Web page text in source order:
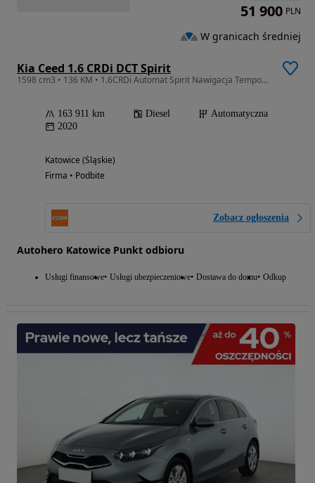
Kia Ceed 1.6 CRDi DCT Spirit
1598 cm3 • 136 KM • 1.6CRDi Automat Spirit Nawigacja Tempomat Grzane Fotele ParkAssist JBL
163 911 km Diesel
Automatyczna
2020
Katowice (Śląskie)
Firma • Podbite
Zobacz ogłoszenia
Autohero Katowice Punkt odbioru
Usługi finansowe Usługi ubezpieczeniowe Dostawa do domu Odkup
51 900 PLN
W granicach średniej